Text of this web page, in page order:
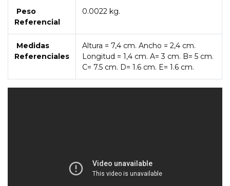
Peso
Referencial
0.0022 kg.
Medidas
Referenciales
Altura = 7,4 cm. Ancho = 2,4 cm.
Longitud = 1,4 cm. A= 3 cm. B= 5 cm.
C= 7.5 cm. D= 1.6 cm. E= 1.6 cm.